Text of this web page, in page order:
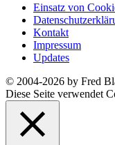
Einsatz von
Kontakt
Impressum
Updates
© 2004-2026 by Fred
Diese Seite verwendet